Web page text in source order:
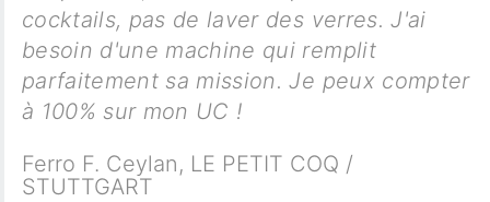
cocktails, pas de laver des verres. J'ai
besoin d'une machine qui remplit
parfaitement sa mission. Je peux compter
à 100% sur mon UC !
Ferro F. Ceylan, LE PETIT COQ /
STUTTGART